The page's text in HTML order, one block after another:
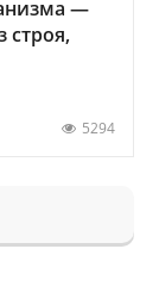
—
строя,
5294